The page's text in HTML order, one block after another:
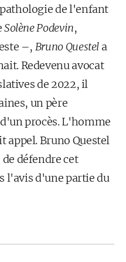
de l'enfant
Solène Podevin,
–, Bruno Questel a
Redevenu avocat
de 2022, il
un père
procès. L'homme
appel. Bruno Questel
défendre cet
l'avis d'une partie du